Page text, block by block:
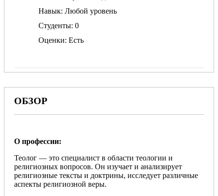
ОБЗОР
О профессии:
Теолог — это специалист в области теологии и
религиозных вопросов. Он изучает и анализирует
религиозные тексты и доктрины, исследует различные
аспекты религиозной веры.
Навык Любой уровень
Студенты 0
Оценки Есть